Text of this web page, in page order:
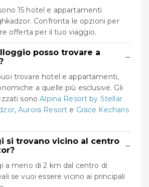
15 hotel e appartamenti
Confronta le opzioni per
offerta per il tuo viaggio.
posso trovare a
−
trovare hotel e appartamenti,
a quelle più esclusive. Gli
sonoAlpina Resort by Stellar
,Aurora Resort e Grace Kecharis
si trovano vicino al centro
−
a meno di 2 km dal centro di
se vuoi essere vicino ai principali